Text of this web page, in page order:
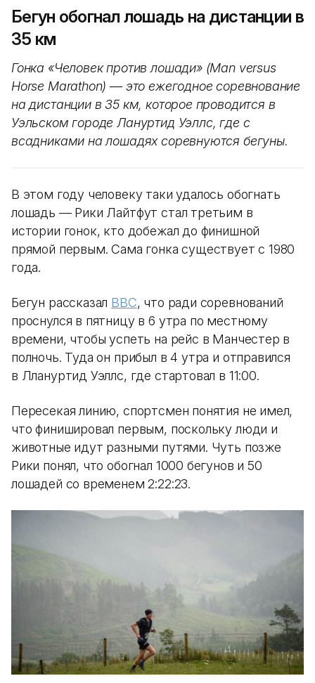
Бегун обогнал лошадь на дистанции в
35 км
Гонка «Человек против лошади» (Man versus
Horse Marathon) — это ежегодное соревнование
на дистанции в 35 км, которое проводится в
Уэльском городе Лануртид Уэллс, где с
всадниками на лошадях соревнуются бегуны.
В этом году человеку таки удалось обогнать
лошадь — Рики Лайтфут стал третьим в
истории гонок, кто добежал до финишной
прямой первым. Сама гонка существует с 1980
года.
Бегун рассказал BBC, что ради соревнований
проснулся в пятницу в 6 утра по местному
времени, чтобы успеть на рейс в Манчестер в
полночь. Туда он прибыл в 4 утра и отправился
в Ллануртид Уэллс, где стартовал в 11:00.
Пересекая линию, спортсмен понятия не имел,
что финишировал первым, поскольку люди и
животные идут разными путями. Чуть позже
Рики понял, что обогнал 1000 бегунов и 50
лошадей со временем 2:22:23.